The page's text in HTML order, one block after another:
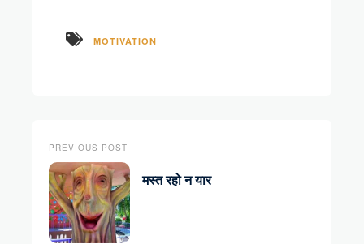
MOTIVATION
PREVIOUS POST
मस्त रहो न यार